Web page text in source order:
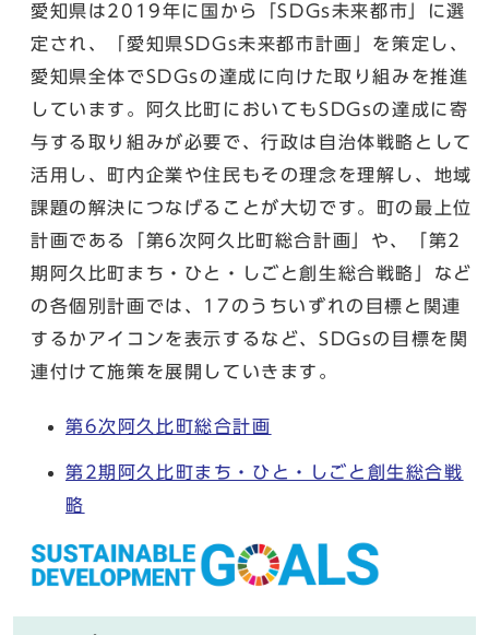
愛知県は2019年に国から「SDGs未来都市」に選
定され、「愛知県SDGs未来都市計画」を策定し、
愛知県全体でSDGsの達成に向けた取り組みを推進
しています。阿久比町においてもSDGsの達成に寄
与する取り組みが必要で、行政は自治体戦略として
活用し、町内企業や住民もその理念を理解し、地域
課題の解決につなげることが大切です。町の最上位
計画である「第6次阿久比町総合計画」や、「第2
期阿久比町まち・ひと・しごと創生総合戦略」など
の各個別計画では、17のうちいずれの目標と関連
するかアイコンを表示するなど、SDGsの目標を関
連付けて施策を展開していきます。
第6次阿久比町総合計画
第2期阿久比町まち・ひと・しごと創生総合戦
略